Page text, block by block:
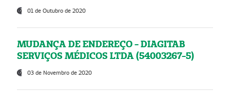
01 de Outubro de 2020
MUDANÇA DE ENDEREÇO - DIAGITAB
SERVIÇOS MÉDICOS LTDA (54003267-5)
03 de Novembro de 2020